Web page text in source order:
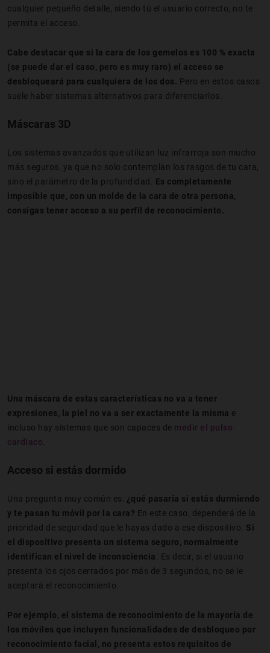
cualquier pequeño detalle, siendo tú el usuario correcto, no te
permita el acceso.
Cabe destacar que si la cara de los gemelos es 100 % exacta
(se puede dar el caso, pero es muy raro) el acceso se
desbloqueará para cualquiera de los dos. Pero en estos casos
suele haber sistemas alternativos para diferenciarlos.
Máscaras 3D
Los sistemas avanzados que utilizan luz infrarroja son mucho
más seguros, ya que no solo contemplan los rasgos de tu cara,
sino el parámetro de la profundidad.
Es completamente
imposible que, con un molde de la cara de otra persona,
consigas tener acceso a su perfil de reconocimiento.
Una máscara de estas características no va a tener
expresiones, la piel no va a ser exactamente la misma e
incluso hay sistemas que son capaces de medir el pulso
cardíaco
Acceso si estás dormido
Una pregunta muy común es: ¿qué pasaría si estás durmiendo
y te pasan tu móvil por la cara? En este caso, dependerá de la
prioridad de seguridad que le hayas dado a ese dispositivo. Si
el dispositivo presenta un sistema seguro, normalmente
identifican el nivel de inconsciencia . Es decir, si el usuario
presenta los ojos cerrados por más de 3 segundos, no se le
aceptará el reconocimiento.
Por ejemplo, el sistema de reconocimiento de la mayoría de
los móviles que incluyen funcionalidades de desbloqueo por
reconocimiento facial, no presenta estos requisitos de